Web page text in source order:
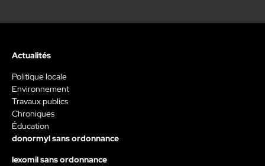
Actualités
Politique locale
Environnement
Travaux publics
Chroniques
Éducation
donormyl sans ordonnance
lexomil sans ordonnance